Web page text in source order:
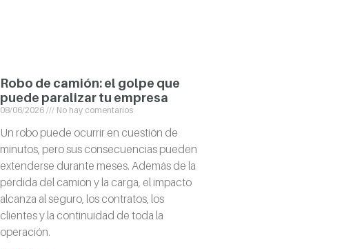
Robo de camión: el golpe que
puede paralizar tu empresa
08/06/2026 No hay comentarios
Un robo puede ocurrir en cuestión de
minutos, pero sus consecuencias pueden
extenderse durante meses. Además de la
pérdida del camión y la carga, el impacto
alcanza al seguro, los contratos, los
clientes y la continuidad de toda la
operación.